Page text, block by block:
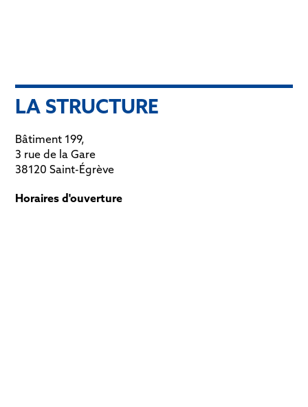
LA STRUCTURE
Bâtiment 199,
3 rue de la Gare
38120 Saint-Égrève
Horaires d'ouverture